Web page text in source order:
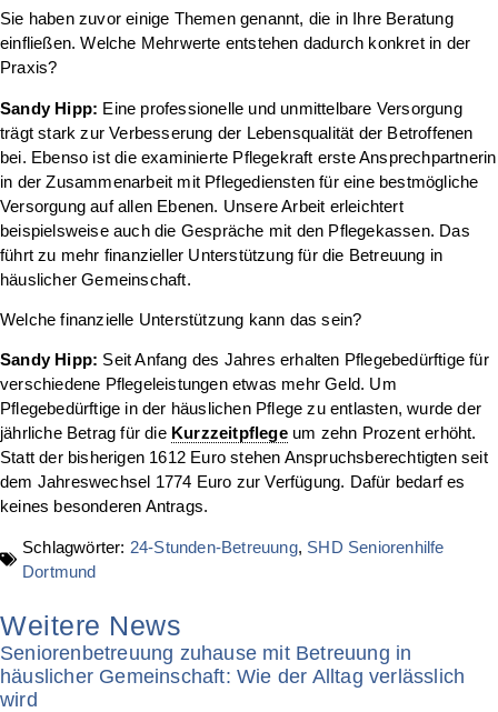
Sie haben zuvor einige Themen genannt, die in Ihre Beratung
einfließen. Welche Mehrwerte entstehen dadurch konkret in der
Praxis?
Sandy Hipp: Eine professionelle und unmittelbare Versorgung
trägt stark zur Verbesserung der Lebensqualität der Betroffenen
bei. Ebenso ist die examinierte Pflegekraft erste Ansprechpartnerin
in der Zusammenarbeit mit Pflegediensten für eine bestmögliche
Versorgung auf allen Ebenen. Unsere Arbeit erleichtert
beispielsweise auch die Gespräche mit den Pflegekassen. Das
führt zu mehr finanzieller Unterstützung für die Betreuung in
häuslicher Gemeinschaft.
Welche finanzielle Unterstützung kann das sein?
Sandy Hipp: Seit Anfang des Jahres erhalten Pflegebedürftige für
verschiedene Pflegeleistungen etwas mehr Geld. Um
Pflegebedürftige in der häuslichen Pflege zu entlasten, wurde der
jährliche Betrag für die Kurzzeitpflegeum zehn Prozent erhöht.
Statt der bisherigen 1612 Euro stehen Anspruchsberechtigten seit
dem Jahreswechsel 1774 Euro zur Verfügung. Dafür bedarf es
keines besonderen Antrags.
Schlagwörter: 24-Stunden-Betreuung, SHD Seniorenhilfe
Dortmund
Weitere News
Seniorenbetreuung zuhause mit Betreuung in
häuslicher Gemeinschaft: Wie der Alltag verlässlich
wird